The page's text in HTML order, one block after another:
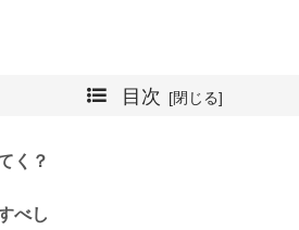
目次
く？
べし